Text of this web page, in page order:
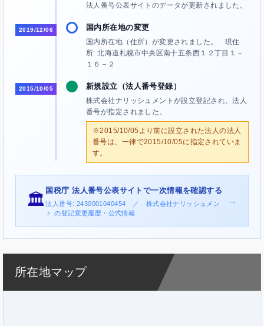
法人番号公表サイトのデータが更新されました。
2019/12/06 国内所在地の変更
国内所在地（住所）が変更されました。 現住
所: 北海道札幌市中央区南十五条西１２丁目１－
１６－２
2015/10/05 新規設立（法人番号登録）
株式会社ナリッシュメントが設立登記され、法人
番号が指定されました。
※2015/10/05より前に設立された法人の法人
番号は、一律で2015/10/05に指定されていま
す。
🏛️
国税庁 法人番号公表サイトで一次情報を確認する
法人番号: 2430001040454 ／ 株式会社ナリッシュメン
ト の登記変更履歴・公式情報
→
所在地マップ